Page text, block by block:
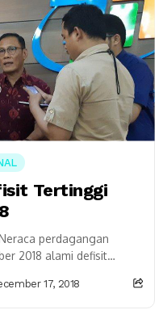
Tertinggi
perdagangan
2018 alami defisit
disampaikan Kepala...
17, 2018